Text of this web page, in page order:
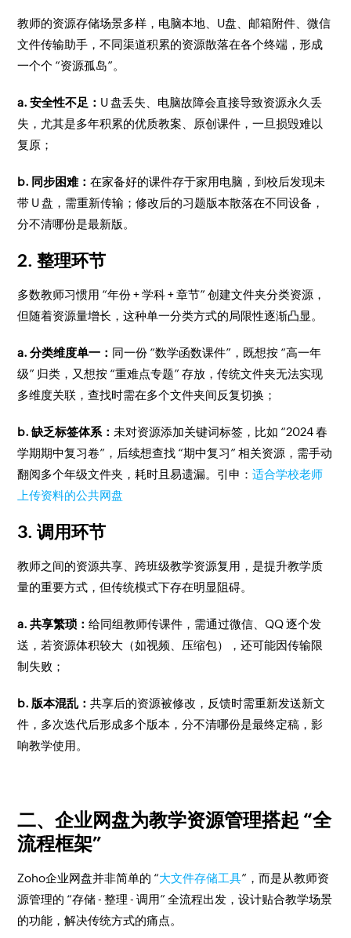
教师的资源存储场景多样，电脑本地、U盘、邮箱附件、微信
文件传输助手，不同渠道积累的资源散落在各个终端，形成
一个个 “资源孤岛”。
a. 安全性不足： U 盘丢失、电脑故障会直接导致资源永久丢
失，尤其是多年积累的优质教案、原创课件，一旦损毁难以
复原；
b. 同步困难：在家备好的课件存于家用电脑，到校后发现未
带 U 盘，需重新传输；修改后的习题版本散落在不同设备，
分不清哪份是最新版。
2. 整理环节
多数教师习惯用 “年份 + 学科 + 章节” 创建文件夹分类资源，
但随着资源量增长，这种单一分类方式的局限性逐渐凸显。
a. 分类维度单一： 同一份 “数学函数课件”，既想按 “高一年
级” 归类，又想按 “重难点专题” 存放，传统文件夹无法实现
多维度关联，查找时需在多个文件夹间反复切换；
b. 缺乏标签体系：未对资源添加关键词标签，比如 “2024 春
学期期中复习卷”，后续想查找 “期中复习” 相关资源，需手动
翻阅多个年级文件夹，耗时且易遗漏。引申：适合学校老师
上传资料的公共网盘
3. 调用环节
教师之间的资源共享、跨班级教学资源复用，是提升教学质
量的重要方式，但传统模式下存在明显阻碍。
a. 共享繁琐：给同组教师传课件，需通过微信、QQ 逐个发
送，若资源体积较大（如视频、压缩包），还可能因传输限
制失败；
b. 版本混乱：共享后的资源被修改，反馈时需重新发送新文
件，多次迭代后形成多个版本，分不清哪份是最终定稿，影
响教学使用。
二、企业网盘为教学资源管理搭起 “全
流程框架”
Zoho企业网盘并非简单的 “大文件存储工具”，而是从教师资
源管理的 “存储 - 整理 - 调用” 全流程出发，设计贴合教学场景
的功能，解决传统方式的痛点。